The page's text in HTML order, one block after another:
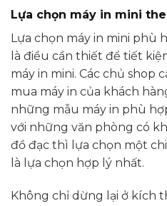
Lựa chọn máy in mini
Lựa chọn máy in mini phù
là điều cần thiết để tiết
máy in mini. Các chủ shop
mua máy in của khách
những mẫu máy in phù
với những văn phòng có
đồ đạc thì lựa chọn một
là lựa chọn hợp lý nhất.
Không chỉ dừng lại ở kích